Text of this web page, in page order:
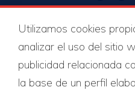
Utilizamos cookies
analizar el uso del sitio
publicidad relacionada
la base de un perfil